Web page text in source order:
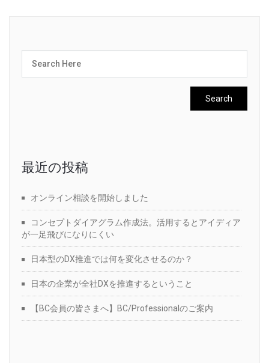
最近の投稿
オンライン相談を開始しました
コンセプトダイアグラム作成法。活用するとアイディア
が一足飛びになりにくい
日本型のDX推進では何を変化させるのか？
日本の企業が全社DXを推進するということ
【BC会員の皆さまへ】BC/Professionalのご案内